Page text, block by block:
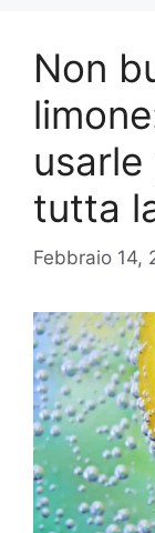
Non
tutta
Febbraio 14,